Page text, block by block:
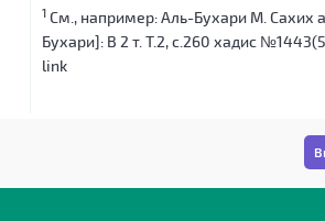
1 См., например: Аль-Бухари М. Сахих
Бухари]: В 2 т. Т.2, с.260 хадис
link